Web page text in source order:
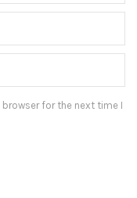
browser for the next time I